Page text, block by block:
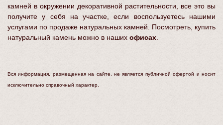
камней в окружении декоративной растительности, все это вы
получите у себя на участке, если воспользуетесь нашими
услугами по продаже натуральных камней. Посмотреть, купить
натуральный камень можно в наших офисах
Вся информация, размещенная на сайте, не является публичной офертой и носит
исключительно справочный характер.